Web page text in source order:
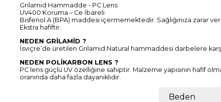
Grilamid Hammadde - PC Lens
UV400 Koruma – Ce İbareli
Bisfenol A (BPA) maddesi içermemektedir. Sağlığınıza zarar
Ekstra hafiftir.
NEDEN GRİLAMİD ?
İsviçre’de üretilen Grilamid Natural hammaddesi darbelere
NEDEN POLİKARBON LENS ?
PC lens güçlü UV özelliğine sahiptir. Malzeme yapısının hafif
oranında daha fazla dayanıklıdır.
Beden